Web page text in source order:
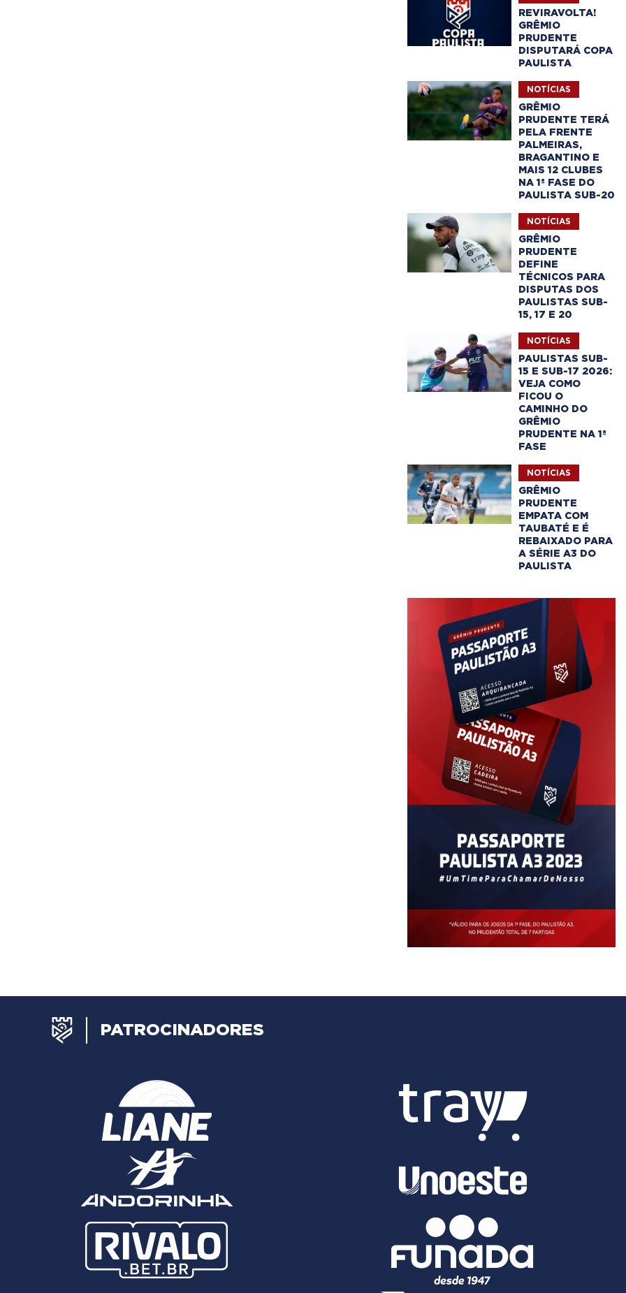
REVIRAVOLTA!
GRÊMIO
PRUDENTE
DISPUTARÁ COPA
PAULISTA
NOTÍCIAS
GRÊMIO
PRUDENTE TERÁ
PELA FRENTE
PALMEIRAS,
BRAGANTINO E
MAIS 12 CLUBES
NA 1ª FASE DO
PAULISTA SUB-20
NOTÍCIAS
GRÊMIO
PRUDENTE
DEFINE
TÉCNICOS PARA
DISPUTAS DOS
PAULISTAS SUB-
15, 17 E 20
NOTÍCIAS
PAULISTAS SUB-
15 E SUB-17 2026:
VEJA COMO
FICOU O
CAMINHO DO
GRÊMIO
PRUDENTE NA 1ª
FASE
NOTÍCIAS
GRÊMIO
PRUDENTE
EMPATA COM
TAUBATÉ E É
REBAIXADO PARA
A SÉRIE A3 DO
PAULISTA
PATROCINADORES